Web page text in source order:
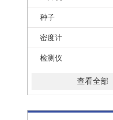
种子
密度计
检测仪
查看全部